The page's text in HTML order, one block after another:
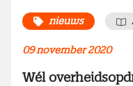
nieuws
09 november 2020
Wél